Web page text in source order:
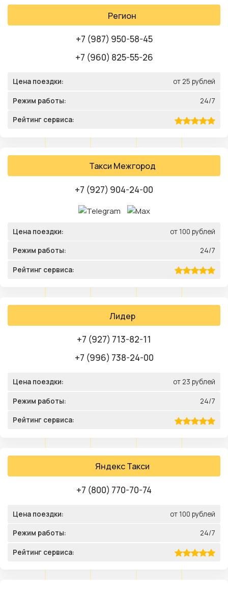
Регион
+7 (987) 950-58-45
+7 (960) 825-55-26
Цена поездки: от 25 рублей
Режим работы: 24/7
Рейтинг сервиса:
Такси Межгород
+7 (927) 904-24-00
Цена поездки: от 100 рублей
Режим работы: 24/7
Рейтинг сервиса:
Лидер
+7 (927) 713-82-11
+7 (996) 738-24-00
Цена поездки: от 23 рублей
Режим работы: 24/7
Рейтинг сервиса:
Яндекс Такси
+7 (800) 770-70-74
Цена поездки: от 100 рублей
Режим работы: 24/7
Рейтинг сервиса: